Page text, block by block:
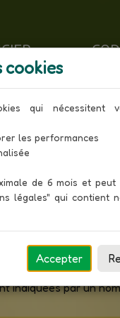
en code
en 1993, plus
1700 couleurs
et utilisée
données
indiquées par un
cookies
qui nécessitent
de 6 mois et peut
légales" qui contient
Accepter